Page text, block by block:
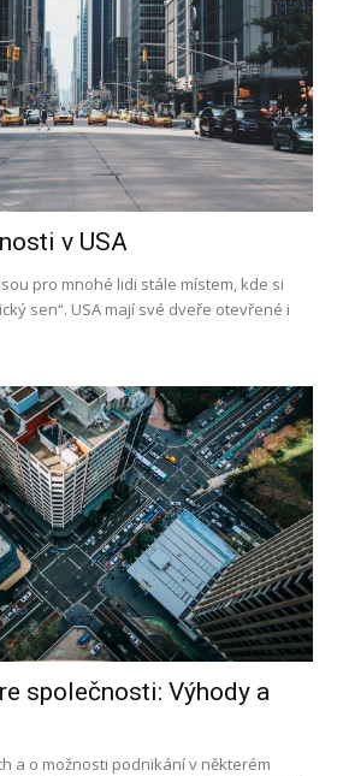
v USA
pro mnohé lidi stále místem, kde si
sen“. USA mají své dveře otevřené i
společnosti: Výhody a
a o možnosti podnikání v některém